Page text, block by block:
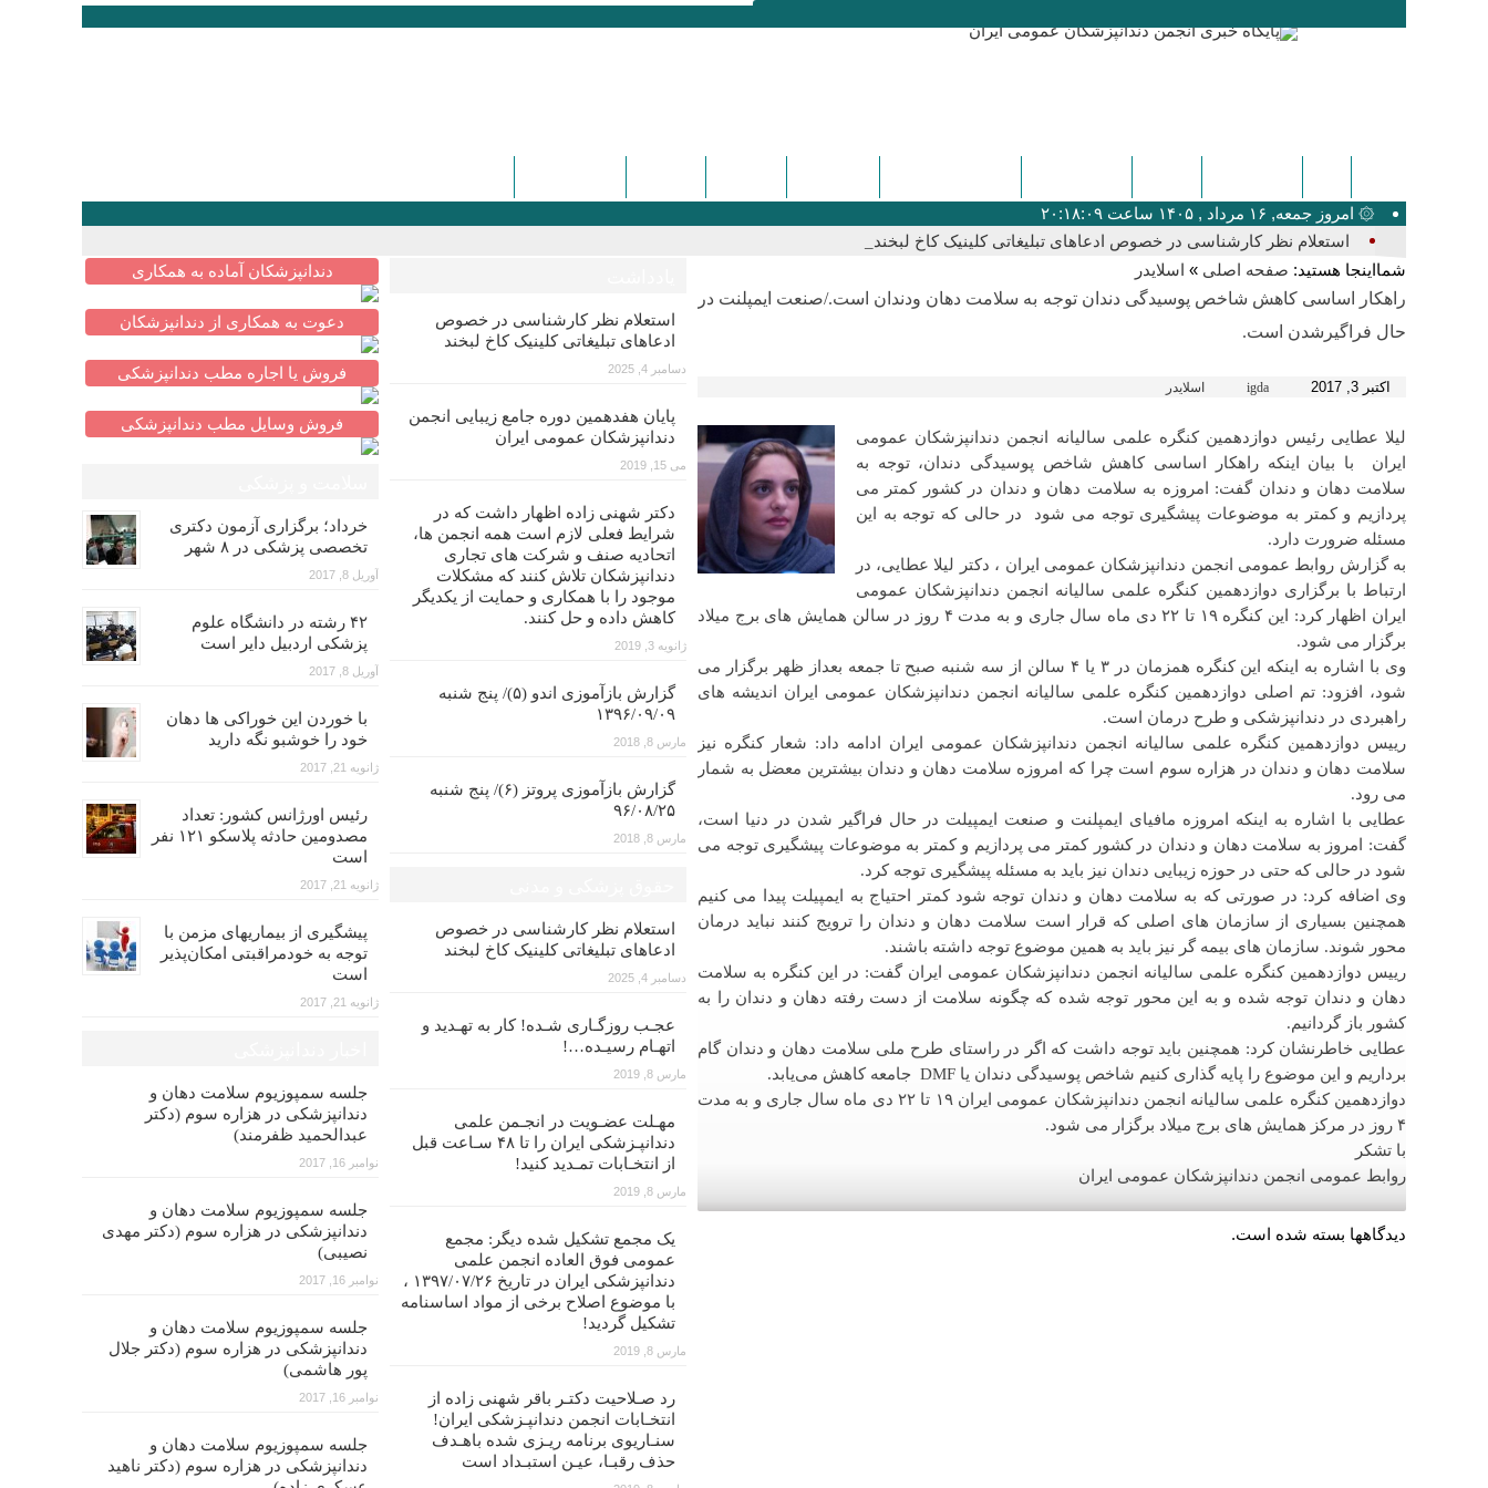
۞ امروز جمعه, ۱۶ مرداد , ۱۴۰۵ ساعت ۲۰:۱۸:۰۹
استعلام نظر کارشناسی در خصوص ادعاهای تبلیغاتی کلینیک کاخ لبخند_
شمااینجا هستید: صفحه اصلی » اسلایدر
راهکار اساسی کاهش شاخص پوسیدگی دندان توجه به سلامت دهان ودندان است./صنعت ایمپلنت در
حال فراگیرشدن است.
اکتبر 3, 2017 igda اسلایدر
لیلا عطایی رئیس دوازدهمین کنگره علمی سالیانه انجمن دندانپزشکان عمومی
ایران با بیان اینکه راهکار اساسی کاهش شاخص پوسیدگی دندان، توجه به
سلامت دهان و دندان گفت: امروزه به سلامت دهان و دندان در کشور کمتر می
پردازیم و کمتر به موضوعات پیشگیری توجه می شود در حالی که توجه به این
مسئله ضرورت دارد.
به گزارش روابط عمومی انجمن دندانپزشکان عمومی ایران ، دکتر لیلا عطایی، در
ارتباط با برگزاری دوازدهمین کنگره علمی سالیانه انجمن دندانپزشکان عمومی
ایران اظهار کرد: این کنگره ۱۹ تا ۲۲ دی ماه سال جاری و به مدت ۴ روز در سالن همایش های برج میلاد
برگزار می شود.
وی با اشاره به اینکه این کنگره همزمان در ۳ یا ۴ سالن از سه شنبه صبح تا جمعه بعداز ظهر برگزار می
شود، افزود: تم اصلی دوازدهمین کنگره علمی سالیانه انجمن دندانپزشکان عمومی ایران اندیشه های
راهبردی در دندانپزشکی و طرح درمان است.
رییس دوازدهمین کنگره علمی سالیانه انجمن دندانپزشکان عمومی ایران ادامه داد: شعار کنگره نیز
سلامت دهان و دندان در هزاره سوم است چرا که امروزه سلامت دهان و دندان بیشترین معضل به شمار
می رود.
عطایی با اشاره به اینکه امروزه مافیای ایمپلنت و صنعت ایمپیلت در حال فراگیر شدن در دنیا است،
گفت: امروز به سلامت دهان و دندان در کشور کمتر می پردازیم و کمتر به موضوعات پیشگیری توجه می
شود در حالی که حتی در حوزه زیبایی دندان نیز باید به مسئله پیشگیری توجه کرد.
وی اضافه کرد: در صورتی که به سلامت دهان و دندان توجه شود کمتر احتیاج به ایمپیلت پیدا می کنیم
همچنین بسیاری از سازمان های اصلی که قرار است سلامت دهان و دندان را ترویج کنند نباید درمان
محور شوند. سازمان های بیمه گر نیز باید به همین موضوع توجه داشته باشند.
رییس دوازدهمین کنگره علمی سالیانه انجمن دندانپزشکان عمومی ایران گفت: در این کنگره به سلامت
دهان و دندان توجه شده و به این محور توجه شده که چگونه سلامت از دست رفته دهان و دندان را به
کشور باز گردانیم.
عطایی خاطرنشان کرد: همچنین باید توجه داشت که اگر در راستای طرح ملی سلامت دهان و دندان گام
برداریم و این موضوع را پایه گذاری کنیم شاخص پوسیدگی دندان یا DMF جامعه کاهش می‌یابد.
دوازدهمین کنگره علمی سالیانه انجمن دندانپزشکان عمومی ایران ۱۹ تا ۲۲ دی ماه سال جاری و به مدت
۴ روز در مرکز همایش های برج میلاد برگزار می شود.
با تشکر
روابط عمومی انجمن دندانپزشکان عمومی ایران
دیدگاهها بسته شده است.
استعلام نظر کارشناسی در خصوص
ادعاهای تبلیغاتی کلینیک کاخ لبخند
دسامبر 4, 2025
پایان هفدهمین دوره جامع زیبایی انجمن
دندانپزشکان عمومی ایران
می 15, 2019
دکتر شهنی زاده اظهار داشت که در
شرایط فعلی لازم است همه انجمن ها،
اتحادیه صنف و شرکت های تجاری
دندانپزشکان تلاش کنند که مشکلات
موجود را با همکاری و حمایت از یکدیگر
کاهش داده و حل کنند.
ژانویه 3, 2019
گزارش بازآموزی اندو (۵)/ پنج شنبه
۱۳۹۶/۰۹/۰۹
مارس 8, 2018
گزارش بازآموزی پروتز (۶)/ پنج شنبه
۹۶/۰۸/۲۵
مارس 8, 2018
استعلام نظر کارشناسی در خصوص
ادعاهای تبلیغاتی کلینیک کاخ لبخند
دسامبر 4, 2025
عجـب روزگـاری شـده! کار به تهـدید و
اتهـام رسیـده…!
مارس 8, 2019
مهـلت عضـویت در انجـمن علمی
دندانپـزشکی ایران را تا ۴۸ سـاعت قبل
از انتخـابات تمـدید کنید!
مارس 8, 2019
یک مجمع تشکیل شده دیگر: مجمع
عمومی فوق العاده انجمن علمی
دندانپزشکی ایران در تاریخ ۱۳۹۷/۰۷/۲۶ ،
با موضوع اصلاح برخی از مواد اساسنامه
تشکیل گردید!
مارس 8, 2019
رد صـلاحیت دکتـر باقر شهنی زاده از
انتخـابات انجمن دندانپـزشکی ایران!
سنـاریوی برنامه ریـزی شده باهـدف
حذف رقبـا، عیـن استبـداد است
دندانپزشکان آماده به همکاری
دعوت به همکاری از دندانپزشکان
فروش یا اجاره مطب دندانپزشکی
فروش وسایل مطب دندانپزشکی
خرداد؛ برگزاری آزمون دکتری
تخصصی پزشکی در ۸ شهر
آوریل 8, 2017
۴۲ رشته در دانشگاه علوم
پزشکی اردبیل دایر است
آوریل 8, 2017
با خوردن این خوراکی ها دهان
خود را خوشبو نگه دارید
ژانویه 21, 2017
رئیس اورژانس کشور: تعداد
مصدومین حادثه پلاسکو ۱۲۱ نفر
است
ژانویه 21, 2017
پیشگیری از بیماریهای مزمن با
توجه به خودمراقبتی امکان‌پذیر
است
ژانویه 21, 2017
جلسه سمپوزیوم سلامت دهان و
دندانپزشکی در هزاره سوم (دکتر
عبدالحمید ظفرمند)
نوامبر 16, 2017
جلسه سمپوزیوم سلامت دهان و
دندانپزشکی در هزاره سوم (دکتر مهدی
نصیبی)
نوامبر 16, 2017
جلسه سمپوزیوم سلامت دهان و
دندانپزشکی در هزاره سوم (دکتر جلال
پور هاشمی)
نوامبر 16, 2017
جلسه سمپوزیوم سلامت دهان و
دندانپزشکی در هزاره سوم (دکتر ناهید